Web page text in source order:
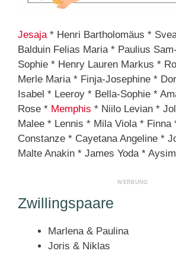
Jesaja* Henri Bartholomäus *
Balduin Felias Maria * Paulius
Sophie * Henry Lauren Markus *
Merle Maria * Finja-Josephine *
Isabel * Leeroy * Bella-Sophie *
Rose * Memphis * Niilo Levian *
Malee * Lennis * Mila Viola * Finna
Constanze * Cayetana Angeline *
Malte Anakin * James Yoda *
Zwillingspaare
Marlena & Paulina
Joris & Niklas